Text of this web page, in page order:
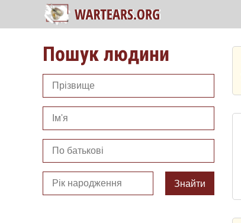
Пошук людини
Знайти